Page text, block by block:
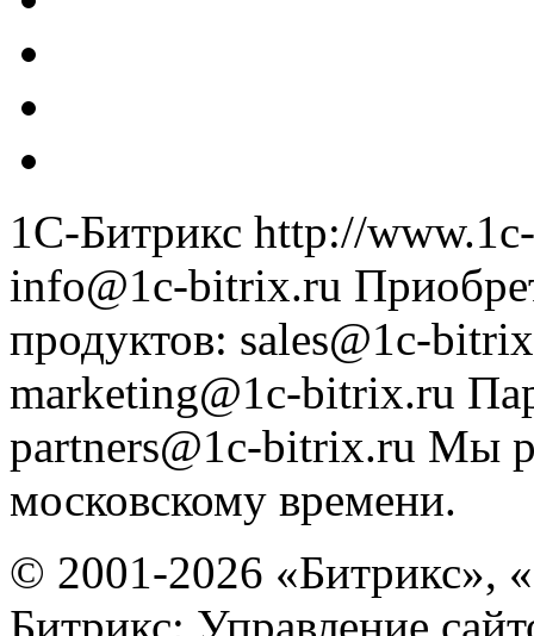
1С-Битрикс http://
info@1c-bitrix.ru
продуктов: sales@1c-
marketing@1c-bitrix.ru
partners@1c-bitrix.ru Мы
московскому времени.
© 2001-2026 «Битрикс»,